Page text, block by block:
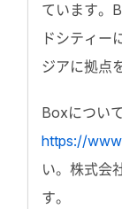
ています。
ドシティー
ジアに拠点
Boxについ
https://
い。株式会
す。